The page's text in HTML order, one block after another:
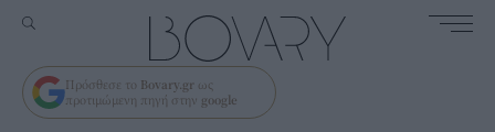
Πρόσθεσε το Bovary.gr ως
προτιμώμενη πηγή στην google